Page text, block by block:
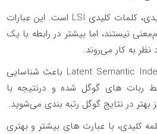
نوع دیگر استفاده از کلمه کلیدی، کلمات کلیدی LSI است. این عبارات
نیستند، اما بیشتر در رابطه با یک
به کار می‌روند.
استفاده از کلمه کلیدی Latent Semantic Indexing باعث شناسایی
ربات های گوگل شده و درنتیجه با
در نتایج گوگل رتبه بندی می‌شوید.
کلیدی، با عبارت های بیشتر و بهتری